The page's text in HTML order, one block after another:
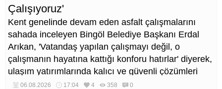
Çalışıyoruz'
Kent genelinde devam eden asfalt çalışmalarını
sahada inceleyen Bingöl Belediye Başkanı Erdal
Arıkan, 'Vatandaş yapılan çalışmayı değil, o
çalışmanın hayatına kattığı konforu hatırlar' diyerek,
ulaşım yatırımlarında kalıcı ve güvenli çözümleri
öncelediklerini söyledi. Arıkan, bu sezon yaklaşık 40
06.08.2026 17:04 4 358 0